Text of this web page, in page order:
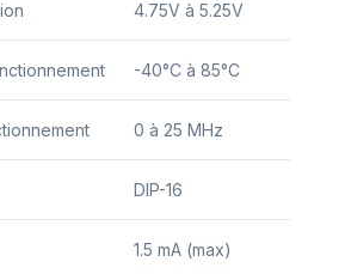
4.75V à 5.25V
-40°C à 85°C
0 à 25 MHz
DIP-16
1.5 mA (max)